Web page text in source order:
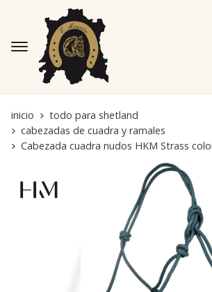
inicio
todo para shetland
cabezadas de cuadra y ramales
Cabezada cuadra nudos HKM Strass